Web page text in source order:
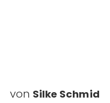
von Silke Schmid